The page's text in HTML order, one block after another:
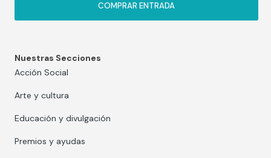
COMPRAR ENTRADA
Nuestras Secciones
Acción Social
Arte y cultura
Educación y divulgación
Premios y ayudas